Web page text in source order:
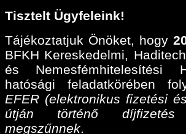
Tisztelt Ügyfeleink!
Tájékoztatjuk Önöket, hogy
BFKH Kereskedelmi,
és Nemesfémhitelesítési
hatósági feladatkörében
EFER (elektronikus fizetési
útján történő díjfizetés
megszűnnek.